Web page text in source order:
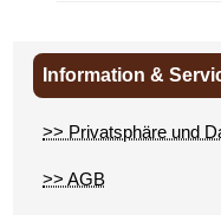
Information &
>> Privatsphäre und
>> AGB